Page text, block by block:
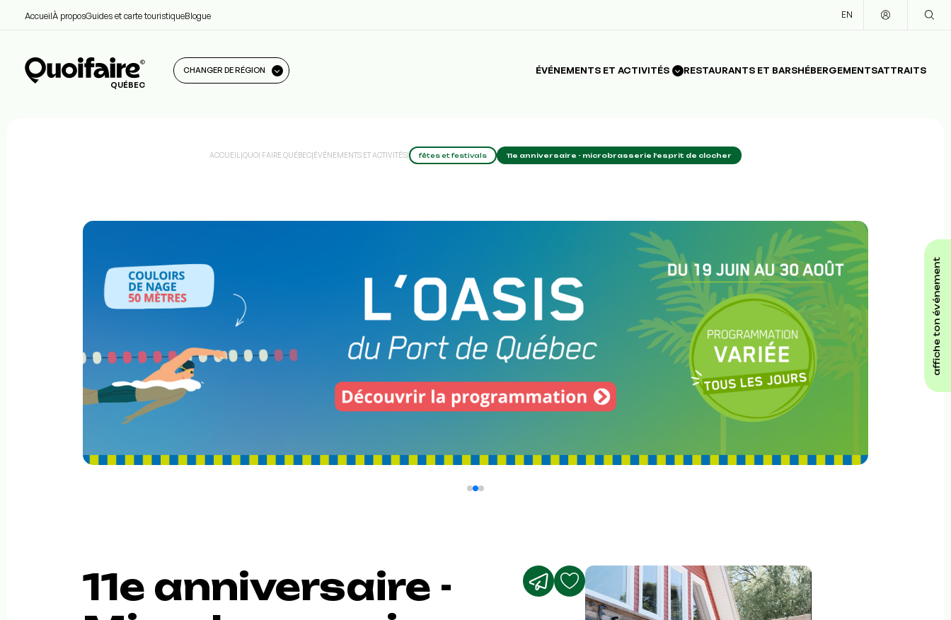
AccueilÀ proposGuides et carte touristiqueBlogue EN
QUÉBEC
CHANGER DE RÉGION ÉVÉNEMENTS ET ACTIVITÉS RESTAURANTS ET BARSHÉBERGEMENTSATTRAITS
affiche ton événement
ACCUEIL |QUOI FAIRE QUÉBEC|ÉVÉNEMENTS ET ACTIVITÉS| fêtes et festivals 11e anniversaire - microbrasserie l'esprit de clocher
11e anniversaire -